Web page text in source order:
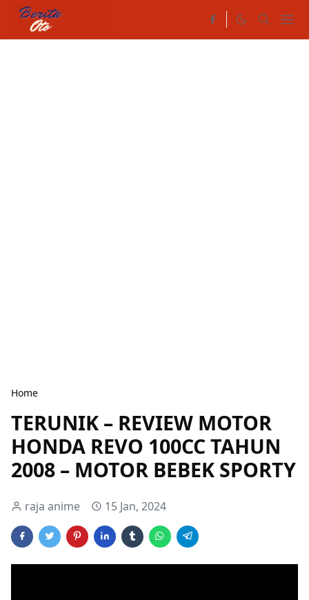
Home
TERUNIK – REVIEW MOTOR
HONDA REVO 100CC TAHUN
2008 – MOTOR BEBEK SPORTY
raja anime 15 Jan, 2024